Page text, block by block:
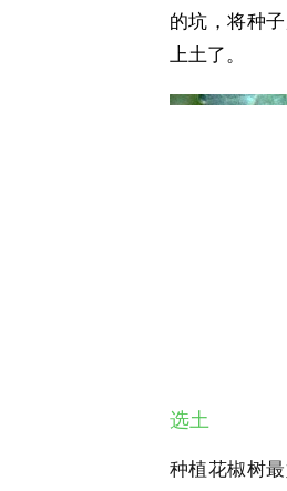
的坑，将种
上土了。
选土
种植花椒树